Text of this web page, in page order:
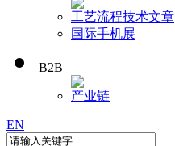
工艺流程技术文章
国际手机展
B2B
产业链
EN